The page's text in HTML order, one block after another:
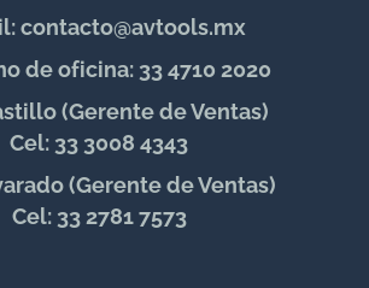
contacto@avtools.mx
de oficina: 33 4710 2020
(Gerente de Ventas)
Cel: 33 3008 4343
(Gerente de Ventas)
Cel: 33 2781 7573